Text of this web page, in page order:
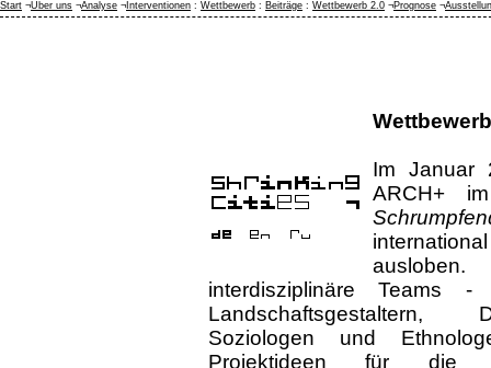
Im Januar
ARCH+
interdisziplinäre Teams
Landschaftsgestaltern,
Soziologen und
Projektideen für die
Start ¬Über uns ¬Analyse ¬ Interventionen : Wettbewerb : Beiträge : Wettbewerb 2.0 ¬Prognose ¬